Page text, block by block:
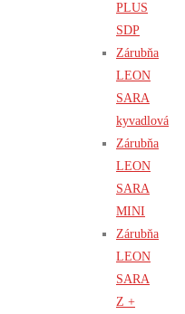
PLUS
SDP
Zárubňa
LEON
SARA
kyvadlová
Zárubňa
LEON
SARA
MINI
Zárubňa
LEON
SARA
Z +